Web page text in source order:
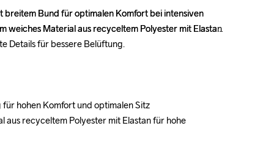
breitem Bund für optimalen Komfort bei intensiven
weiches Material aus recyceltem Polyester mit Elastan
Details für bessere Belüftung.
hohen Komfort und optimalen Sitz
aus recyceltem Polyester mit Elastan für hohe
breitem Bund für optimalen Komfort bei intensiven
weiches Material aus recyceltem Polyester mit Elastan
Details für bessere Belüftung.
hohen Komfort und optimalen Sitz
aus recyceltem Polyester mit Elastan für hohe